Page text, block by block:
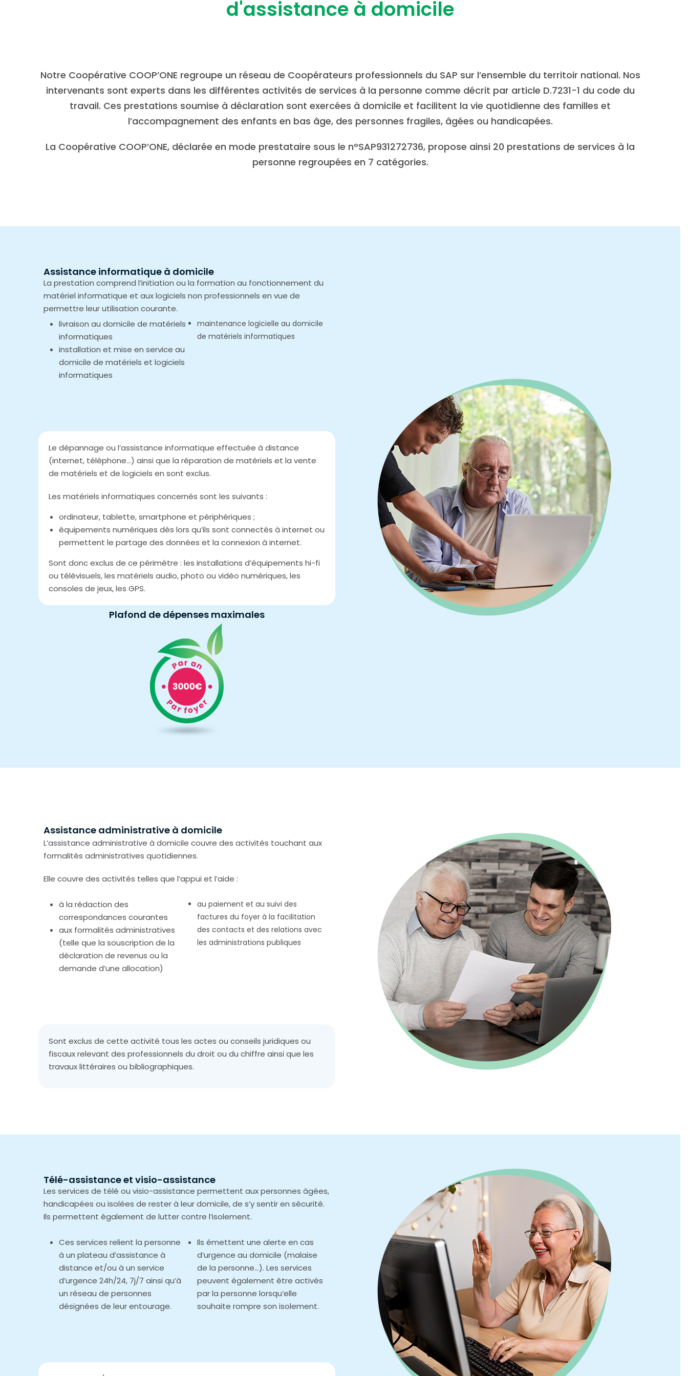
d'assistance à domicile
Notre Coopérative COOP’ONE regroupe un réseau de Coopérateurs professionnels du SAP sur l’ensemble du territoir national. Nos
intervenants sont experts dans les différentes activités de services à la personne comme décrit par article D.7231-1 du code du
travail. Ces prestations soumise à déclaration sont exercées à domicile et facilitent la vie quotidienne des familles et
l’accompagnement des enfants en bas âge, des personnes fragiles, âgées ou handicapées.
La Coopérative COOP’ONE, déclarée en mode prestataire sous le n°SAP931272736, propose ainsi 20 prestations de services à la
personne regroupées en 7 catégories.
Assistance informatique à domicile
La prestation comprend l’initiation ou la formation au fonctionnement du
matériel informatique et aux logiciels non professionnels en vue de
permettre leur utilisation courante.
livraison au domicile de matériels
informatiques
installation et mise en service au
domicile de matériels et logiciels
informatiques
maintenance logicielle au domicile
de matériels informatiques
Le dépannage ou l’assistance informatique effectuée à distance
(internet, téléphone…) ainsi que la réparation de matériels et la vente
de matériels et de logiciels en sont exclus.
Les matériels informatiques concernés sont les suivants :
ordinateur, tablette, smartphone et périphériques ;
équipements numériques dès lors qu’ils sont connectés à internet ou
permettent le partage des données et la connexion à internet.
Sont donc exclus de ce périmètre : les installations d’équipements hi-fi
ou télévisuels, les matériels audio, photo ou vidéo numériques, les
consoles de jeux, les GPS.
Plafond de dépenses maximales
Assistance administrative à domicile
L’assistance administrative à domicile couvre des activités touchant aux
formalités administratives quotidiennes.
Elle couvre des activités telles que l’appui et l’aide :
à la rédaction des
correspondances courantes
aux formalités administratives
(telle que la souscription de la
déclaration de revenus ou la
demande d’une allocation)
au paiement et au suivi des
factures du foyer à la facilitation
des contacts et des relations avec
les administrations publiques
Sont exclus de cette activité tous les actes ou conseils juridiques ou
fiscaux relevant des professionnels du droit ou du chiffre ainsi que les
travaux littéraires ou bibliographiques.
Télé-assistance et visio-assistance
Les services de télé ou visio-assistance permettent aux personnes âgées,
handicapées ou isolées de rester à leur domicile, de s’y sentir en sécurité.
Ils permettent également de lutter contre l’isolement.
Ces services relient la personne
à un plateau d’assistance à
distance et/ou à un service
d’urgence 24h/24, 7j/7 ainsi qu’à
un réseau de personnes
désignées de leur entourage.
Ils émettent une alerte en cas
d’urgence au domicile (malaise
de la personne…). Les services
peuvent également être activés
par la personne lorsqu’elle
souhaite rompre son isolement.